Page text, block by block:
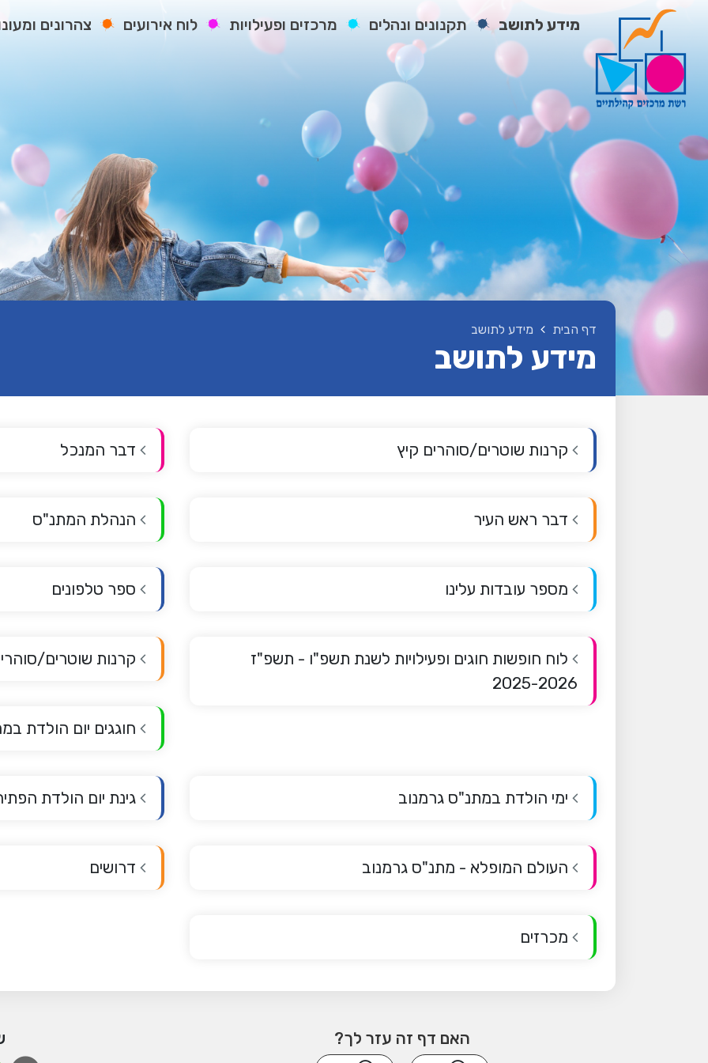
מידע לתושב תקנונים ונהלים מרכזים ופעילויות לוח אירועים צהרונים
דף הבית מידע לתושב
מידע לתושב
קרנות שוטרים/סוהרים קיץ דבר המנכל
דבר ראש העיר הנהלת המתנ"ס
מספר עובדות עלינו ספר טלפונים
לוח חופשות חוגים ופעילויות לשנת תשפ"ו - תשפ"ז
2025-2026
קרנות שוטרים/
חוגגים יום הולדת
ימי הולדת במתנ"ס גרמנוב גינת יום הולדת
העולם המופלא - מתנ"ס גרמנוב דרושים
מכרזים
האם דף זה עזר לך?